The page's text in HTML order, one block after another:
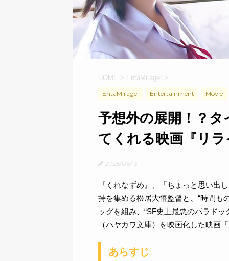
HOME > EntaMirage! >
EntaMirage! Entertainment Movie
予想外の展開！？
てくれる映画『リ
2025/06/13
『くれなずめ』、『ちょっと思い出
持を集める松居大悟監督と、“時間も
ッグを組み、“SF史上最悪のパラド
（ハヤカワ文庫）を映画化した映画
あらすじ